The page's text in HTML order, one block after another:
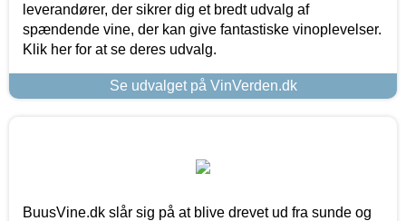
leverandører, der sikrer dig et bredt udvalg af
spændende vine, der kan give fantastiske vinoplevelser.
Klik her for at se deres udvalg.
Se udvalget på VinVerden.dk
BuusVine.dk slår sig på at blive drevet ud fra sunde og